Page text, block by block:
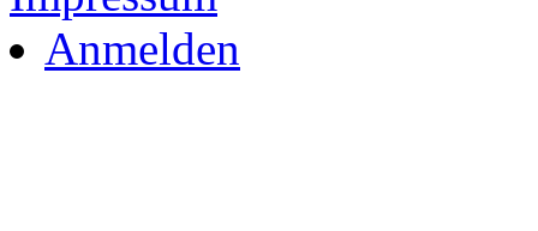
Anmelden